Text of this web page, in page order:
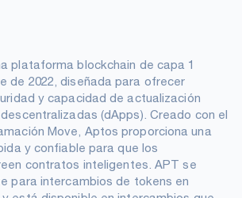
plataforma blockchain de capa 1
de 2022, diseñada para ofrecer
y capacidad de actualización
(dApps). Creado con el
Move, Aptos proporciona una
y confiable para que los
contratos inteligentes. APT se
para intercambios de tokens en